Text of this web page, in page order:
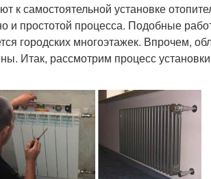
самостоятельной установке
и простотой процесса. Подобные
городских многоэтажек. Впрочем,
Итак, рассмотрим процесс